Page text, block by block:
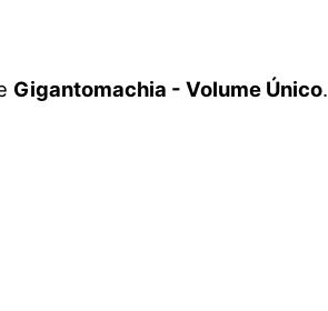
Gigantomachia - Volume Único.